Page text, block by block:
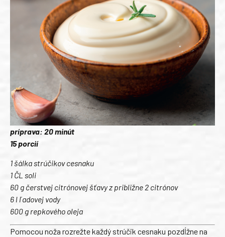
príprava: 20 minút
15 porcií
1 šálka strúčikov cesnaku
1 ČL soli
60 g čerstvej citrónovej šťavy z približne 2 citrónov
6 l ľadovej vody
600 g repkového oleja
Pomocou noža rozrežte každý strúčik cesnaku pozdĺžne na